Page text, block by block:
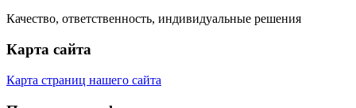
Качество, ответственность, индивидуальные решения
Карта сайта
Карта страниц нашего сайта